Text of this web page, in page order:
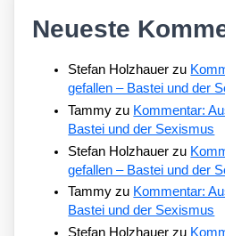
Neueste
Stefan Holzhauer zu
gefallen – Bastei und der
Tammy zu Kommentar:
Bastei und der Sexismus
Stefan Holzhauer zu
gefallen – Bastei und der
Tammy zu Kommentar:
Bastei und der Sexismus
Stefan Holzhauer zu